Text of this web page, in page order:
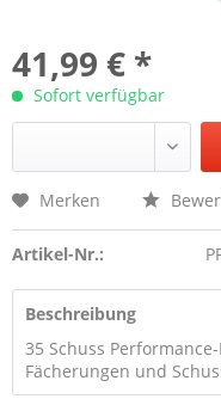
41,99 € *
Sofort verfügbar
Merken
Artikel-Nr.:
Beschreibung
35 Schuss
Fächerungen und